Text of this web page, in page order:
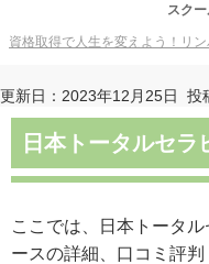
スク
資格取得で人生を変えよう！リ
更新日：2023年12月25日 投
日本トータルセラ
ここでは、日本トータ
ースの詳細、口コミ評